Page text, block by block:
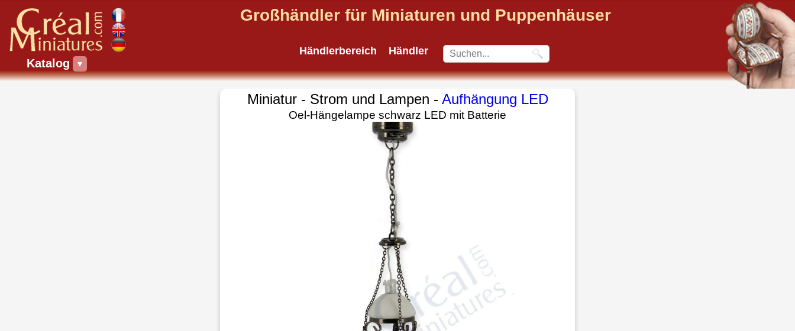
Katalog ▼
Großhändler für Miniaturen und Puppenhäuser
Händlerbereich Händler
Miniatur - Strom und Lampen - Aufhängung LED
Oel-Hängelampe schwarz LED mit Batterie